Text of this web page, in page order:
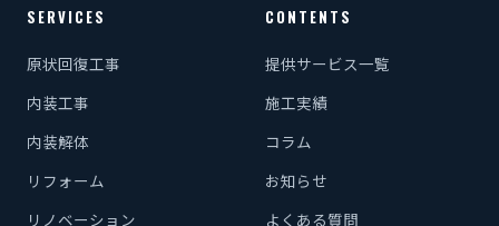
SERVICES
原状回復工事
内装工事
内装解体
リフォーム
リノベーション
CONTENTS
提供サービス一覧
施工実績
コラム
お知らせ
よくある質問